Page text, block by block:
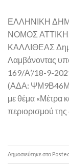
ΕΛΛΗΝΙΚΗ
ΝΟΜΟΣ
ΚΑΛΛΙΘΕΑΣ
Λαμβάνοντας
169/Α’/18-9-
(ΑΔΑ:
με θέμα «Μέτρα
περιορισμού